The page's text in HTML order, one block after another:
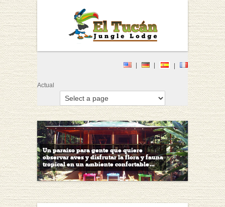
Actual
Un paraíso para gente que quiere
observar aves y disfrutar la flora y fauna
tropical en un ambiente confortable…